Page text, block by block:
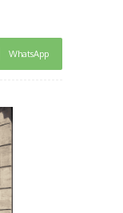
WhatsApp